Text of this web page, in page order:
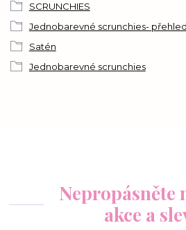
SCRUNCHIES
Jednobarevné scrunchies- přehled
Satén
Jednobarevné scrunchies
Nepropásněte
akce a